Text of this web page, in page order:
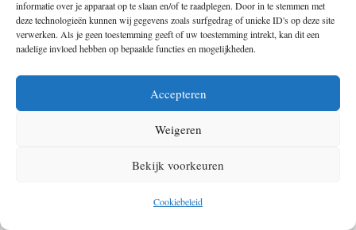
informatie over je apparaat op te slaan en/of te raadplegen. Door in te stemmen met
deze technologieën kunnen wij gegevens zoals surfgedrag of unieke ID's op deze site
verwerken. Als je geen toestemming geeft of uw toestemming intrekt, kan dit een
nadelige invloed hebben op bepaalde functies en mogelijkheden.
Accepteren
Weigeren
Bekijk voorkeuren
Cookiebeleid
Credits: Willemijn Louws
Hoe zijn dorpjes op de Kerry Way?
De dorpjes onderweg verschillen qua grootte, maar hebben ieder hun
eigen charme. Op veel plekken was een supermarktje of winkeltje om